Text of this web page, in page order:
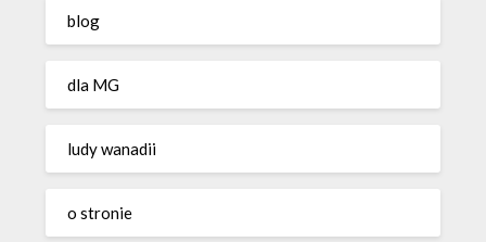
blog
dla MG
ludy wanadii
o stronie